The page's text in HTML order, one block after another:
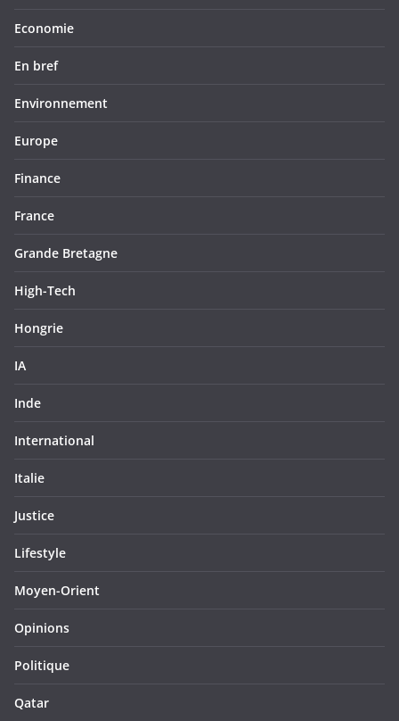
Economie
En bref
Environnement
Europe
Finance
France
Grande Bretagne
High-Tech
Hongrie
IA
Inde
International
Italie
Justice
Lifestyle
Moyen-Orient
Opinions
Politique
Qatar